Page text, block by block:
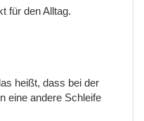
für den Alltag.
heißt, dass bei der
eine andere Schleife